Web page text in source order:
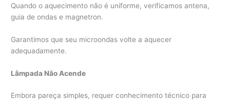
Quando o aquecimento não é uniforme, verificamos antena,
guia de ondas e magnetron.
Garantimos que seu microondas volte a aquecer
adequadamente.
Lâmpada Não Acende
Embora pareça simples, requer conhecimento técnico para